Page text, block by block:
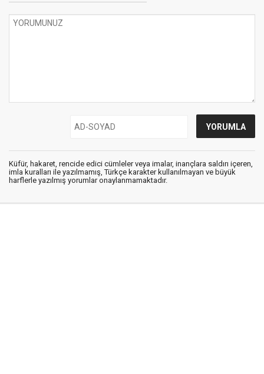
Küfür, hakaret, rencide edici cümleler veya imalar, inançlara saldırı içeren,
imla kuralları ile yazılmamış, Türkçe karakter kullanılmayan ve büyük
harflerle yazılmış yorumlar onaylanmamaktadır.